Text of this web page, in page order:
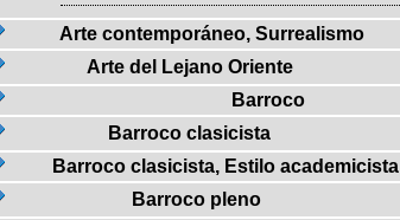
Arte contemporáneo, Surrealismo
Arte del Lejano Oriente
Barroco
Barroco clasicista
Barroco clasicista, Estilo academicista
Barroco pleno